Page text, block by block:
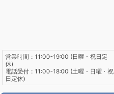
営業時間：11:00-19:00 (日曜・祝日定
休)
電話受付：11:00-18:00 (土曜・日曜・祝
日定休)